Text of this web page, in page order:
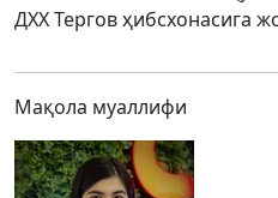
ДХХ Тергов ҳибсхонасига
Мақола муаллифи